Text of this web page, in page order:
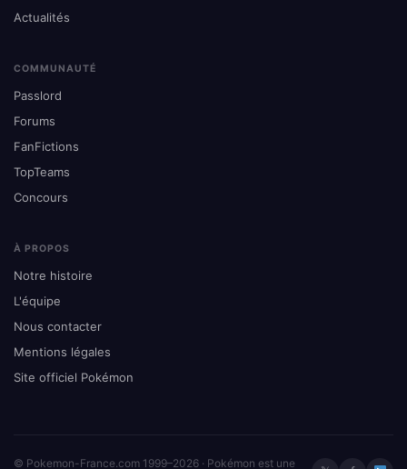
Actualités
COMMUNAUTÉ
Passlord
Forums
FanFictions
TopTeams
Concours
À PROPOS
Notre histoire
L'équipe
Nous contacter
Mentions légales
Site officiel Pokémon
© Pokemon-France.com 1999–2026 · Pokémon est une